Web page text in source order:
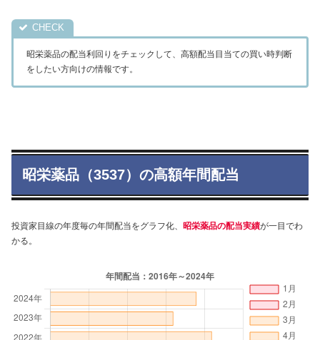
昭栄薬品の配当利回りをチェックして、高額配当目当ての買い時判断
をしたい方向けの情報です。
昭栄薬品（3537）の高額年間配当
投資家目線の年度毎の年間配当をグラフ化、 昭栄薬品の配当実績が一目でわ
かる。